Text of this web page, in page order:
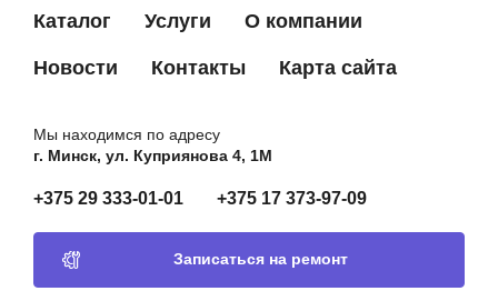
Каталог Услуги О компании
Новости Контакты Карта сайта
Мы находимся по адресу
г. Минск, ул. Куприянова 4, 1М
+375 29 333-01-01 +375 17 373-97-09
Записаться на ремонт